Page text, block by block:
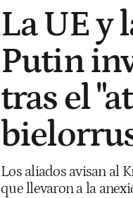
La UE y
Putin
tras el
Los aliados avisan al
que llevaron a la